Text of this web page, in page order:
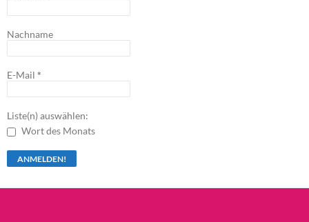
Nachname
E-Mail *
Liste(n) auswählen:
Wort des Monats